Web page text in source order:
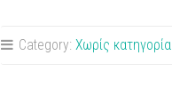
στις
Category: Χωρίς κατηγορία